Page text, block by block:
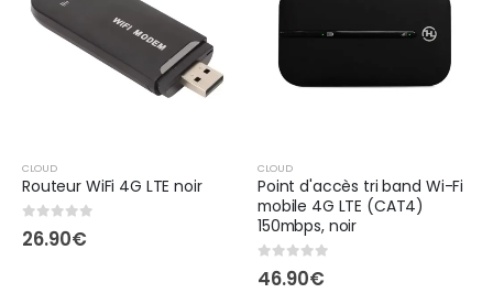
CLOUD
Routeur WiFi 4G LTE noir
0out of 5
26.90€
CLOUD
Point d'accès tri band Wi-Fi
mobile 4G LTE (CAT4)
150mbps, noir
out of 5
46.90€